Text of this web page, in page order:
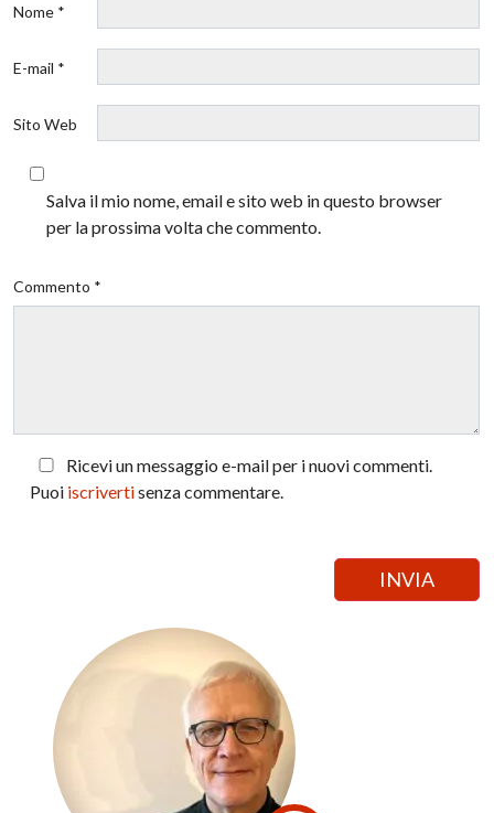
Nome *
E-mail *
Sito Web
Salva il mio nome, email e sito web in questo browser
per la prossima volta che commento.
Commento *
Ricevi un messaggio e-mail per i nuovi commenti.
Puoi iscrivertisenza commentare.